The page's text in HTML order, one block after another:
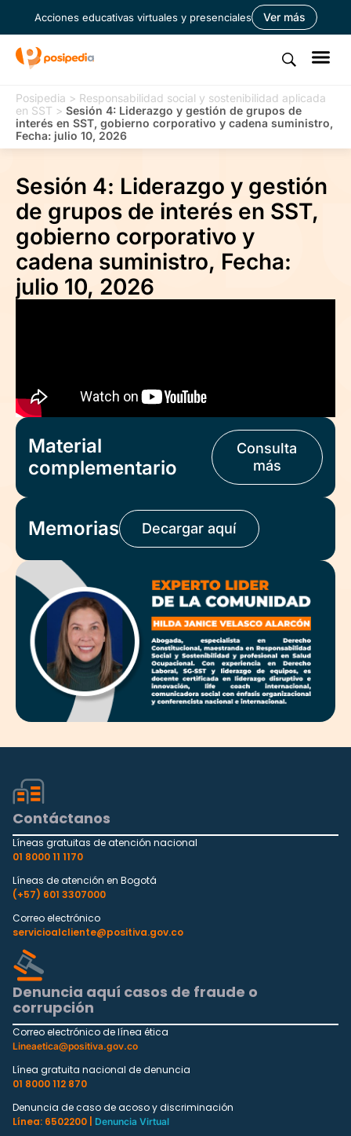
Acciones educativas virtuales y presenciales Ver más
Posipedia > Responsabilidad social y sostenibilidad aplicada
en SST > Sesión 4: Liderazgo y gestión de grupos de
interés en SST, gobierno corporativo y cadena suministro,
Fecha: julio 10, 2026
Sesión 4: Liderazgo y gestión
de grupos de interés en SST,
gobierno corporativo y
cadena suministro, Fecha:
julio 10, 2026
Material
complementario
Consulta
más
Memorias Decargar aquí
Contáctanos
Líneas gratuitas de atención nacional
01 8000 11 1170
Líneas de atención en Bogotá
(+57) 601 3307000
Correo electrónico
servicioalcliente@positiva.gov.co
Denuncia aquí casos de fraude o
corrupción
Correo electrónico de línea ética
Lineaetica@positiva.gov.co
Línea gratuita nacional de denuncia
01 8000 112 870
Denuncia de caso de acoso y discriminación
Línea: 6502200 |
Denuncia Virtual